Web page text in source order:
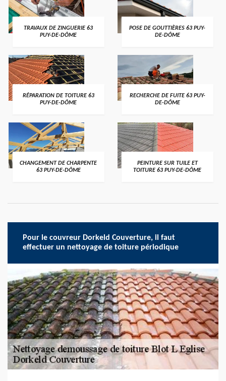
TRAVAUX DE ZINGUERIE 63
PUY-DE-DÔME
POSE DE GOUTTIÈRES 63 PUY-
DE-DÔME
RÉPARATION DE TOITURE 63
PUY-DE-DÔME
RECHERCHE DE FUITE 63 PUY-
DE-DÔME
CHANGEMENT DE CHARPENTE
63 PUY-DE-DÔME
PEINTURE SUR TUILE ET
TOITURE 63 PUY-DE-DÔME
Pour le couvreur Dorkeld Couverture, il faut
effectuer un nettoyage de toiture périodique